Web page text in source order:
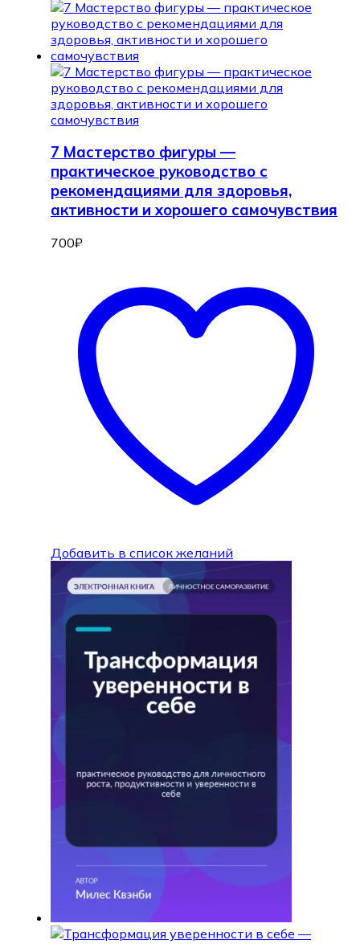
7 Мастерство фигуры —
практическое руководство с
рекомендациями для здоровья,
активности и хорошего самочувствия
700₽
Добавить в список желаний